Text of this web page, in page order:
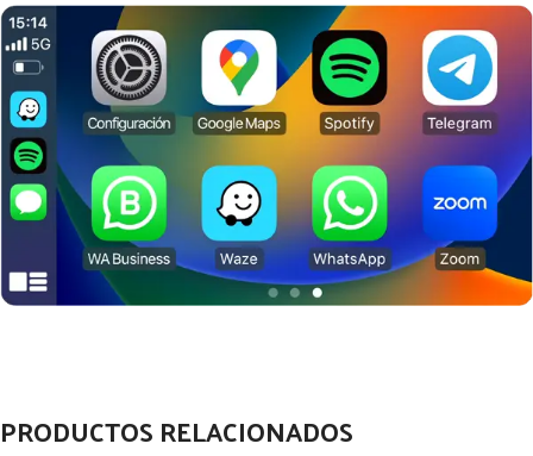
PRODUCTOS RELACIONADOS